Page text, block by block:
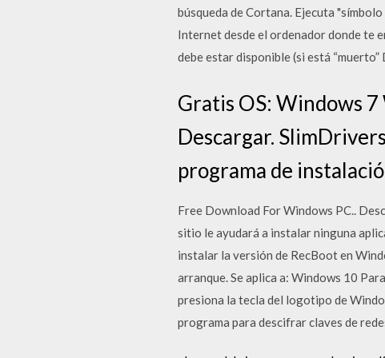
búsqueda de Cortana. Ejecuta
Internet desde el ordenador donde te
debe estar disponible (si está
Gratis OS: Windows
Descargar.
programa de
Free Download For Windows PC..
sitio le ayudará a instalar ninguna
instalar la versión de RecBoot en
arranque. Se aplica a: Windows 10
presiona la tecla del logotipo de
programa para descifrar claves de